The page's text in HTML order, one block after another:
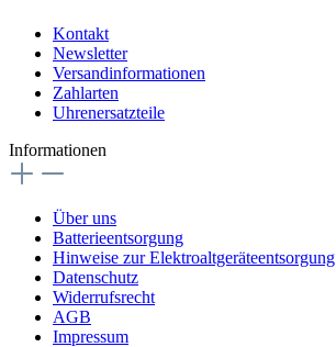
Kontakt
Newsletter
Versandinformationen
Zahlarten
Uhrenersatzteile
Informationen
Über uns
Batterieentsorgung
Hinweise zur Elektroaltgeräteentsorgung
Datenschutz
Widerrufsrecht
AGB
Impressum